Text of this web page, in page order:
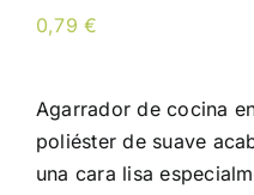
0,79€
Agarrador de cocina
poliéster de suave
una cara lisa